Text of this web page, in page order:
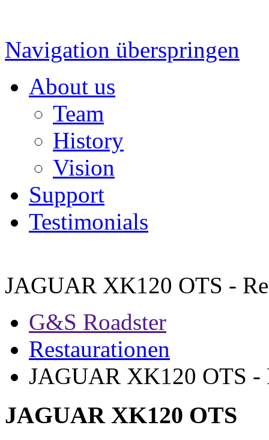
Navigation überspringen
About us
Team
History
Vision
Support
Testimonials
JAGUAR XK120 OTS -
G&S Roadster
Restaurationen
JAGUAR XK120 OTS -
JAGUAR XK120 OTS